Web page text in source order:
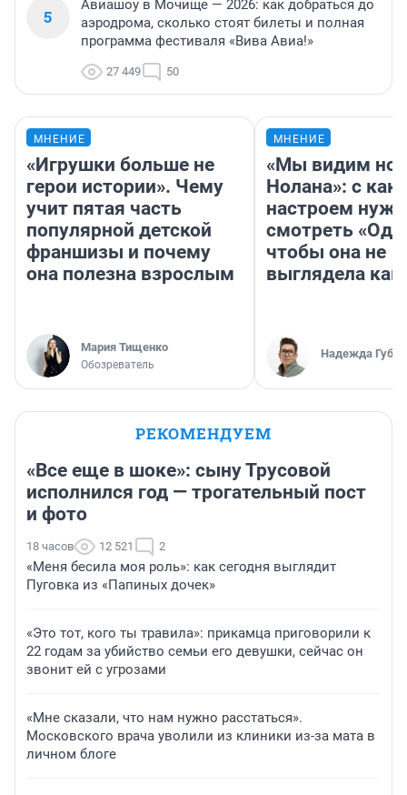
5
Авиашоу в Мочище — 2026: как добраться до
аэродрома, сколько стоят билеты и полная
программа фестиваля «Вива Авиа!»
27 449 50
МНЕНИЕ
«Игрушки больше не
герои истории». Чему
учит пятая часть
популярной детской
франшизы и почему
она полезна взрослым
Мария Тищенко
Обозреватель
МНЕНИЕ
«Мы видим
Нолана»: с
настроем
смотреть
чтобы она не
выглядела как
Надежда
РЕКОМЕНДУЕМ
«Все еще в шоке»: сыну Трусовой
исполнился год — трогательный пост
и фото
18 часов 12 521 2
«Меня бесила моя роль»: как сегодня выглядит
Пуговка из «Папиных дочек»
«Это тот, кого ты травила»: прикамца приговорили к
22 годам за убийство семьи его девушки, сейчас он
звонит ей с угрозами
«Мне сказали, что нам нужно расстаться».
Московского врача уволили из клиники из-за мата в
личном блоге